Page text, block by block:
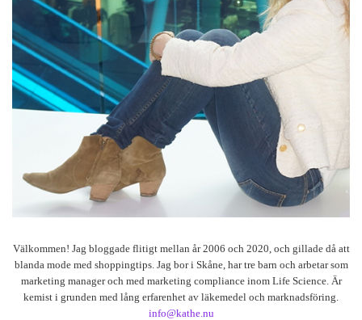
Välkommen! Jag bloggade flitigt mellan år 2006 och 2020, och gillade då att
blanda mode med shoppingtips. Jag bor i Skåne, har tre barn och arbetar som
marketing manager och med marketing compliance inom Life Science. Är
kemist i grunden med lång erfarenhet av läkemedel och marknadsföring.
info@kathe.nu